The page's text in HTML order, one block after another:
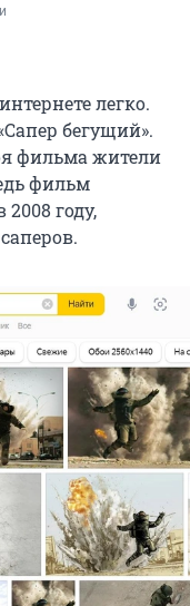
легко.
бегущий».
фильма жители
фильм
году,